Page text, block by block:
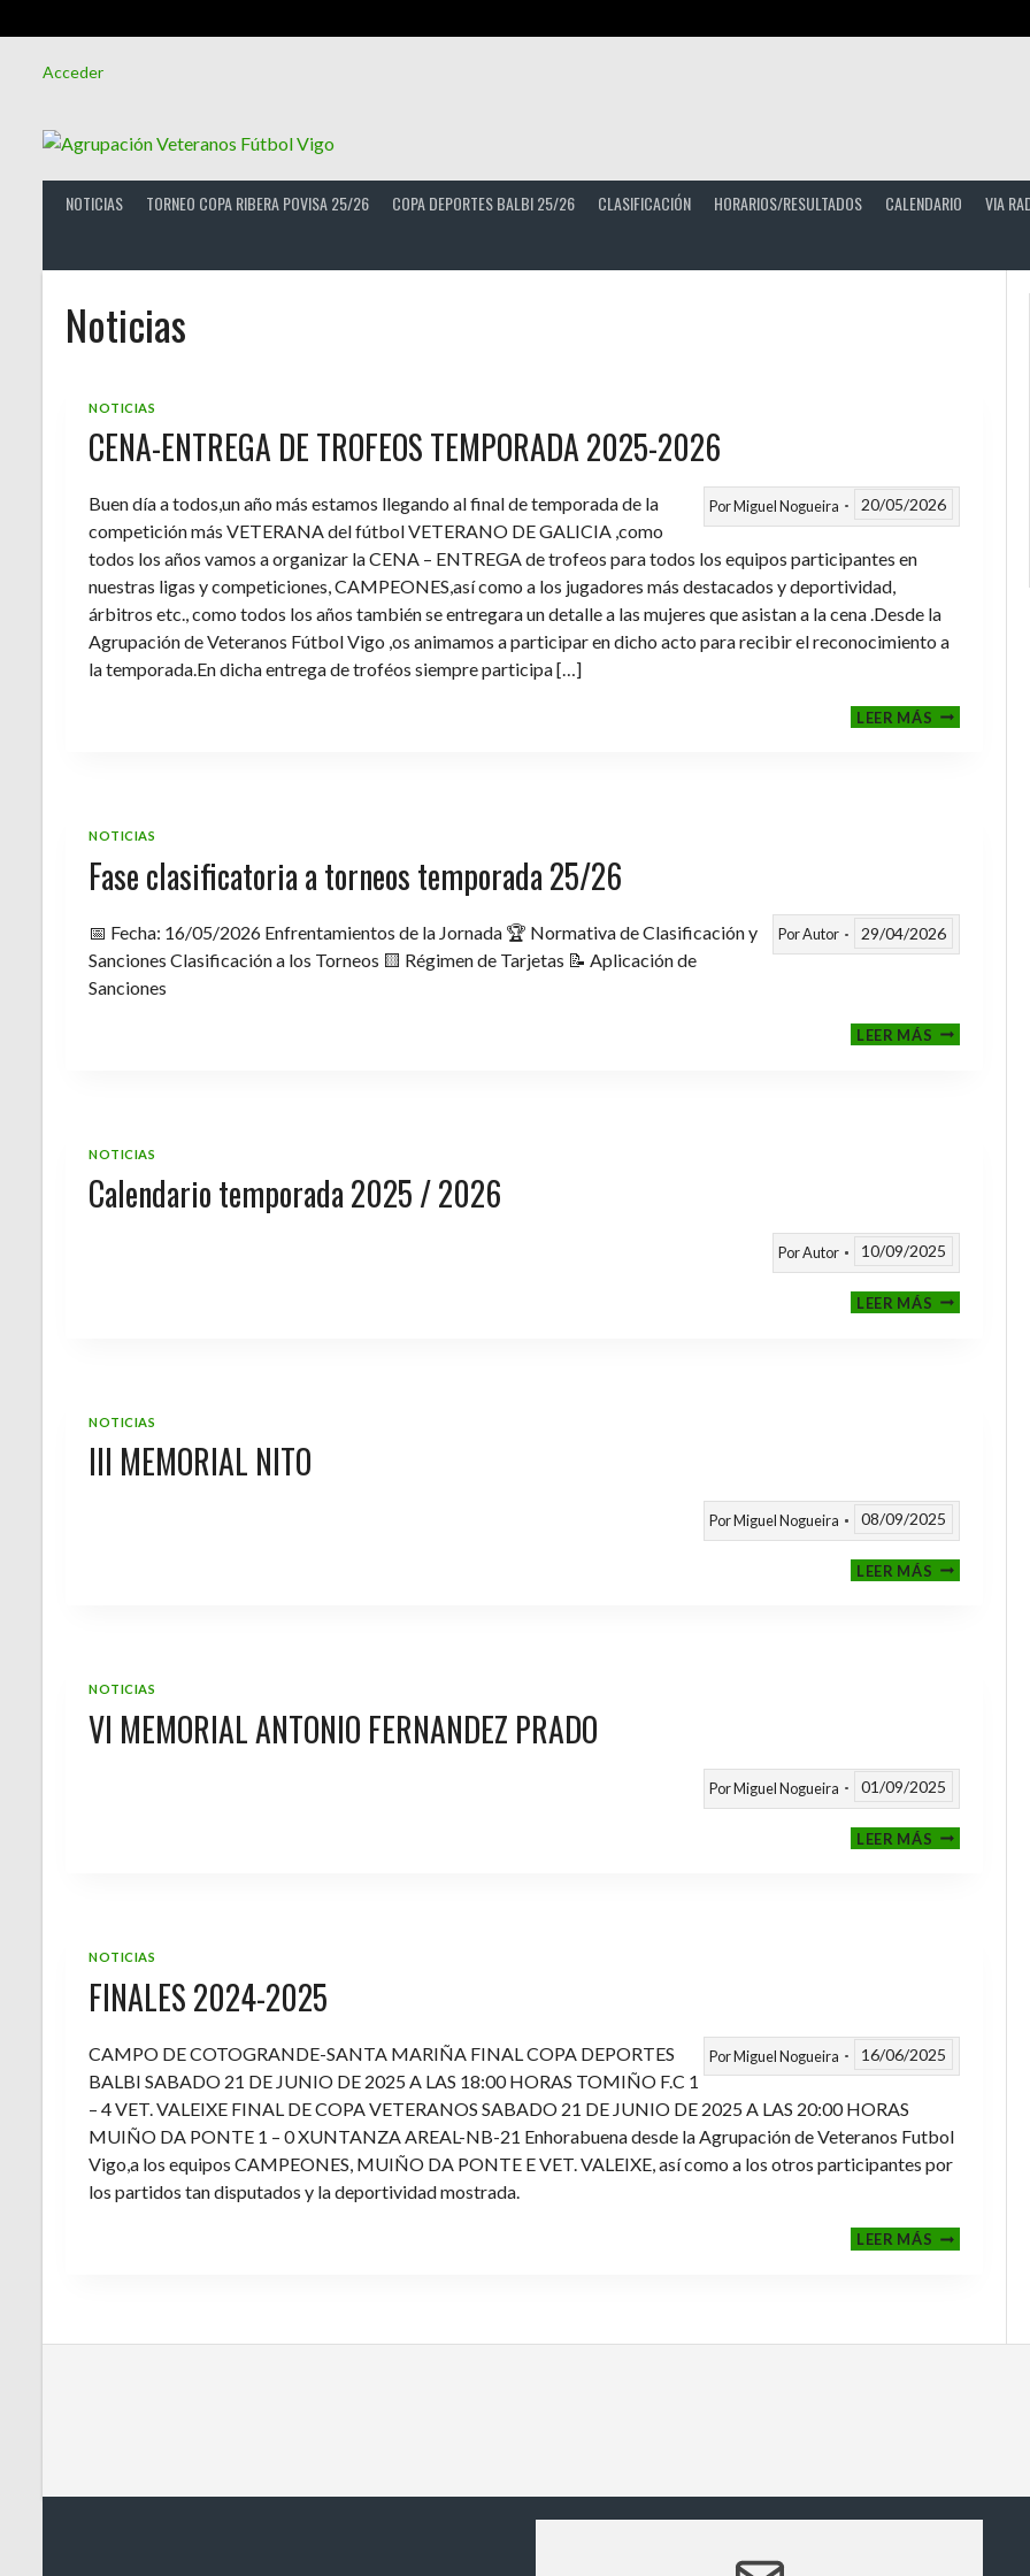
Acceder
NOTICIAS TORNEO COPA RIBERA POVISA 25/26 COPA DEPORTES BALBI 25/26 CLASIFICACIÓN HORARIOS/RESULTADOS CALENDARIO VIA
Noticias
NOTICIAS
CENA-ENTREGA DE TROFEOS TEMPORADA 2025-2026
PorMiguel Nogueira 20/05/2026
Buen día a todos,un año más estamos llegando al final de temporada de la
competición más VETERANA del fútbol VETERANO DE GALICIA ,como
todos los años vamos a organizar la CENA – ENTREGA de trofeos para todos los equipos participantes en
nuestras ligas y competiciones, CAMPEONES,así como a los jugadores más destacados y deportividad,
árbitros etc., como todos los años también se entregara un detalle a las mujeres que asistan a la cena .Desde la
Agrupación de Veteranos Fútbol Vigo ,os animamos a participar en dicho acto para recibir el reconocimiento a
la temporada.En dicha entrega de troféos siempre participa […]
LEER MÁSCENA-
ENTREGA
NOTICIAS
Fase clasificatoria a torneos temporada 25/26
PorAutor 29/04/2026
📅 Fecha: 16/05/2026 Enfrentamientos de la Jornada 🏆 Normativa de Clasificación y
Sanciones Clasificación a los Torneos 🟨 Régimen de Tarjetas 📝 Aplicación de
Sanciones
LEER MÁSFASE
NOTICIAS
Calendario temporada 2025 / 2026
PorAutor 10/09/2025
LEER MÁSCALENDARIO
TEMPORADA
NOTICIAS
III MEMORIAL NITO
PorMiguel Nogueira 08/09/2025
LEER MÁSIII
MEMORIAL
NOTICIAS
VI MEMORIAL ANTONIO FERNANDEZ PRADO
PorMiguel Nogueira 01/09/2025
LEER MÁSVI
MEMORIAL
NOTICIAS
FINALES 2024-2025
PorMiguel Nogueira 16/06/2025
CAMPO DE COTOGRANDE-SANTA MARIÑA FINAL COPA DEPORTES
BALBI SABADO 21 DE JUNIO DE 2025 A LAS 18:00 HORAS TOMIÑO F.C 1
– 4 VET. VALEIXE FINAL DE COPA VETERANOS SABADO 21 DE JUNIO DE 2025 A LAS 20:00 HORAS
MUIÑO DA PONTE 1 – 0 XUNTANZA AREAL-NB-21 Enhorabuena desde la Agrupación de Veteranos Futbol
Vigo,a los equipos CAMPEONES, MUIÑO DA PONTE E VET. VALEIXE, así como a los otros participantes por
los partidos tan disputados y la deportividad mostrada.
LEER MÁSFINALES
2024-